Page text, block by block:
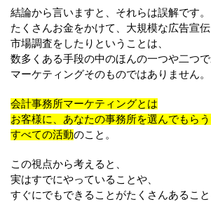
結論から言いますと、それらは誤解です。
たくさんお金をかけて、大規模な広告宣伝
市場調査をしたりということは、
数多くある手段の中のほんの一つや二つで
マーケティングそのものではありません。
会計事務所マーケティングとは
お客様に、あなたの事務所を選んでもら
すべての活動のこと。
この視点から考えると、
実はすでにやっていることや、
すぐにでもできることがたくさんあること